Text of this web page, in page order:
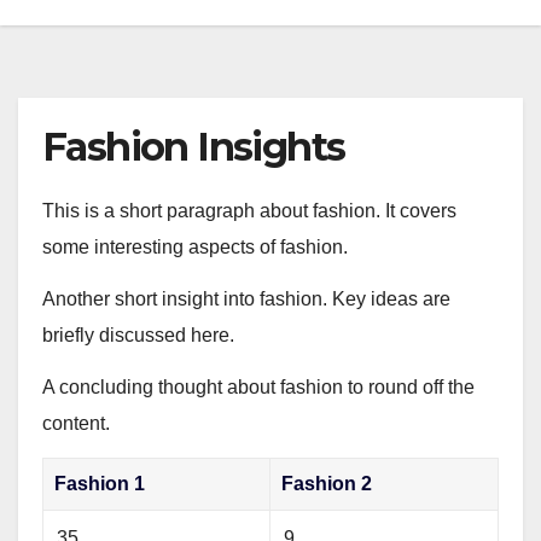
Fashion Insights
This is a short paragraph about fashion. It covers
some interesting aspects of fashion.
Another short insight into fashion. Key ideas are
briefly discussed here.
A concluding thought about fashion to round off the
content.
Fashion 1 Fashion 2